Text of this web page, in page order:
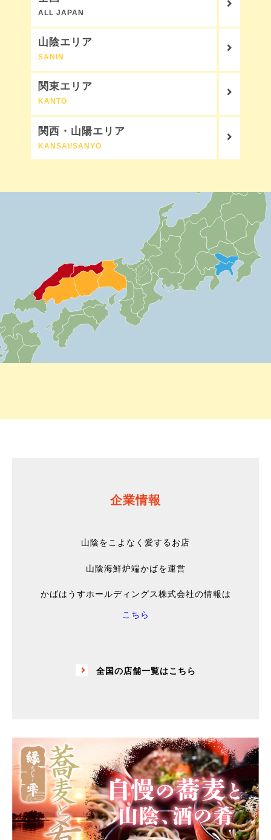
ALL JAPAN
山陰エリア
SANIN
関東エリア
KANTO
関西・山陽エリア
KANSAI/SANYO
企業情報
山陰をこよなく愛するお店
山陰海鮮炉端かばを運営
かばはうすホールディングス株式会社の情報は
こちら
全国の店舗一覧はこちら